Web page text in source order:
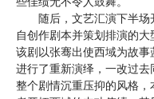
随后，文艺汇演下半场
自创作剧本并策划排演的大
该剧以张骞出使西域为故
进行了重新演绎，一改过
整个剧情沉重压抑的风格